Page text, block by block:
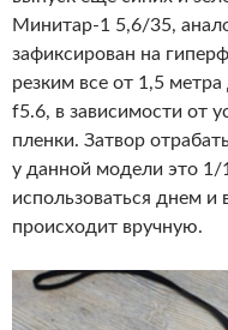
Минитар-1 5,6/35,
зафиксирован на
резким все от 1,5
f5.6, в зависимости от
пленки. Затвор
у данной модели это
использоваться днем и
происходит вручную.